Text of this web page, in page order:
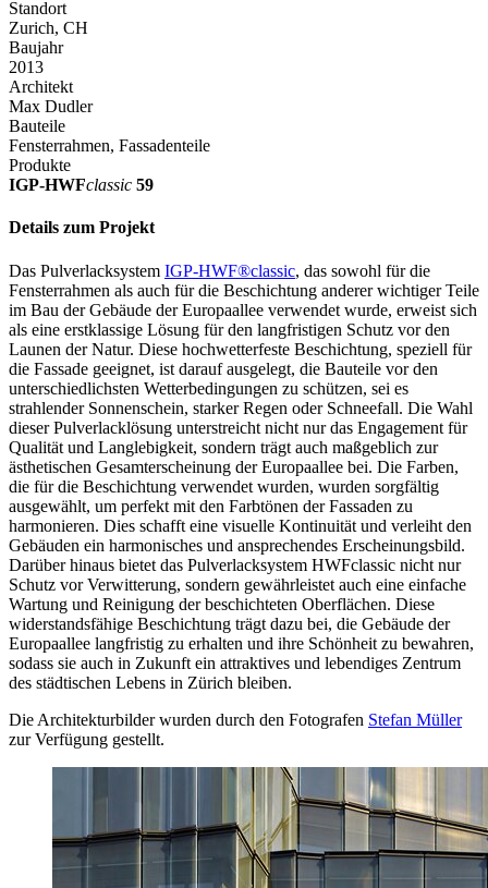
Standort
Zurich, CH
Baujahr
2013
Architekt
Max Dudler
Bauteile
Fensterrahmen, Fassadenteile
Produkte
IGP-HWFclassic 59
Details zum Projekt
Das Pulverlacksystem IGP-HWF®classic, das sowohl für die
Fensterrahmen als auch für die Beschichtung anderer wichtiger Teile
im Bau der Gebäude der Europaallee verwendet wurde, erweist sich
als eine erstklassige Lösung für den langfristigen Schutz vor den
Launen der Natur. Diese hochwetterfeste Beschichtung, speziell für
die Fassade geeignet, ist darauf ausgelegt, die Bauteile vor den
unterschiedlichsten Wetterbedingungen zu schützen, sei es
strahlender Sonnenschein, starker Regen oder Schneefall. Die Wahl
dieser Pulverlacklösung unterstreicht nicht nur das Engagement für
Qualität und Langlebigkeit, sondern trägt auch maßgeblich zur
ästhetischen Gesamterscheinung der Europaallee bei. Die Farben,
die für die Beschichtung verwendet wurden, wurden sorgfältig
ausgewählt, um perfekt mit den Farbtönen der Fassaden zu
harmonieren. Dies schafft eine visuelle Kontinuität und verleiht den
Gebäuden ein harmonisches und ansprechendes Erscheinungsbild.
Darüber hinaus bietet das Pulverlacksystem HWFclassic nicht nur
Schutz vor Verwitterung, sondern gewährleistet auch eine einfache
Wartung und Reinigung der beschichteten Oberflächen. Diese
widerstandsfähige Beschichtung trägt dazu bei, die Gebäude der
Europaallee langfristig zu erhalten und ihre Schönheit zu bewahren,
sodass sie auch in Zukunft ein attraktives und lebendiges Zentrum
des städtischen Lebens in Zürich bleiben.
Die Architekturbilder wurden durch den Fotografen Stefan Müller
zur Verfügung gestellt.